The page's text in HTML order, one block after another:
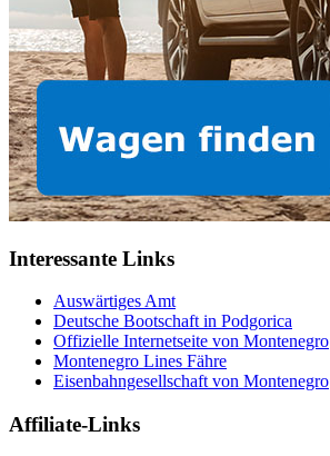
Interessante Links
Auswärtiges Amt
Deutsche Bootschaft in Podgorica
Offizielle Internetseite von Montenegro
Montenegro Lines Fähre
Eisenbahngesellschaft von Montenegro
Affiliate-Links